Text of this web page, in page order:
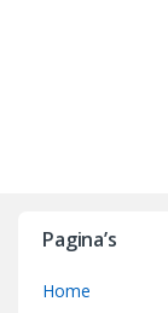
Pagina’s
Home